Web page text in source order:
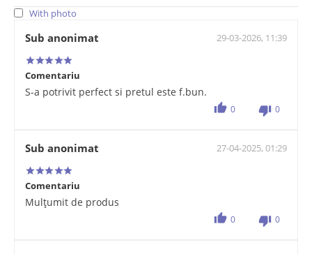
With photo
Sub anonimat 29-03-2026, 11:39
Comentariu
S-a potrivit perfect si pretul este f.bun.
0 0
Sub anonimat 27-04-2025, 01:29
Comentariu
Mulțumit de produs
0 0